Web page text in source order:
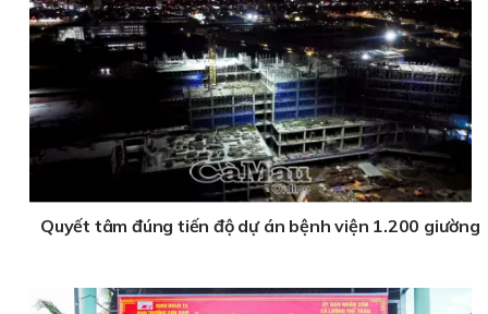
Quyết tâm đúng tiến độ dự án bệnh viện 1.200 giường